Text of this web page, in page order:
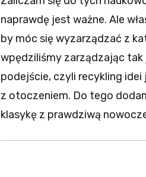
naprawdę jest ważne. Ale
by móc się wyzarządzać z
wpędziliśmy zarządzając
podejście, czyli recykling
z otoczeniem. Do tego
klasykę z prawdziwą